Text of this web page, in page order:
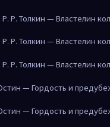
Р. Толкин — Властелин
Р. Толкин — Властелин
Р. Толкин — Властелин
— Гордость и
— Гордость и